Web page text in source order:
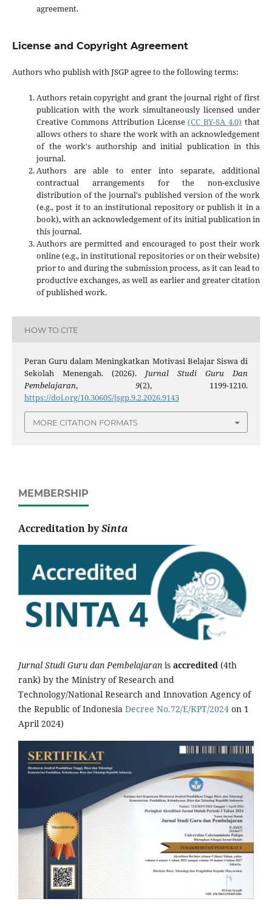
agreement.
License and Copyright Agreement
Authors who publish with JSGP agree to the following terms:
Authors retain copyright and grant the journal right of first
publication with the work simultaneously licensed under
Creative Commons Attribution License(CC BY-SA 4.0) that
allows others to share the work with an acknowledgement
of the work's authorship and initial publication in this
journal.
Authors are able to enter into separate, additional
contractual arrangements for the non-exclusive
distribution of the journal's published version of the work
(e.g., post it to an institutional repository or publish it in a
book), with an acknowledgement of its initial publication in
this journal.
Authors are permitted and encouraged to post their work
online (e.g., in institutional repositories or on their website)
prior to and during the submission process, as it can lead to
productive exchanges, as well as earlier and greater citation
of published work.
HOW TO CITE
Peran Guru dalam Meningkatkan Motivasi Belajar Siswa di
Sekolah Menengah. (2026). Jurnal Studi Guru Dan
Pembelajaran, 9(2), 1199-1210.
https://doi.org/10.30605/jsgp.9.2.2026.9143
MORE CITATION FORMATS
MEMBERSHIP
Accreditation bySinta
Jurnal Studi Guru dan Pembelajaran is accredited (4th
rank) by the Ministry of Research and
Technology/National Research and Innovation Agency of
the Republic of Indonesia Decree No.72/E/KPT/2024 on 1
April 2024)